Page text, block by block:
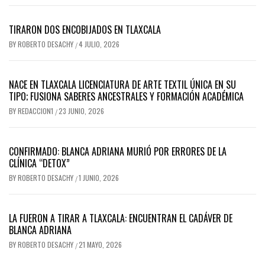
TIRARON DOS ENCOBIJADOS EN TLAXCALA
BYROBERTO DESACHY /4 JULIO, 2026
NACE EN TLAXCALA LICENCIATURA DE ARTE TEXTIL ÚNICA EN SU
TIPO; FUSIONA SABERES ANCESTRALES Y FORMACIÓN ACADÉMICA
BYREDACCION1 /23 JUNIO, 2026
CONFIRMADO: BLANCA ADRIANA MURIÓ POR ERRORES DE LA
CLÍNICA “DETOX”
BYROBERTO DESACHY /1 JUNIO, 2026
LA FUERON A TIRAR A TLAXCALA: ENCUENTRAN EL CADÁVER DE
BLANCA ADRIANA
BYROBERTO DESACHY /21 MAYO, 2026